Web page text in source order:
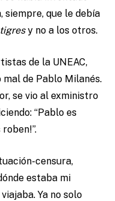
siempre, que le debía
y no a los otros.
de la UNEAC,
de Pablo Milanés.
se vio al exministro
“Pablo es
censura,
estaba mi
Ya no solo